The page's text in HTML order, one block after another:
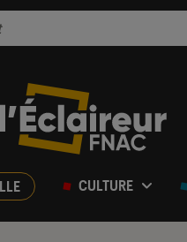
CULTURE